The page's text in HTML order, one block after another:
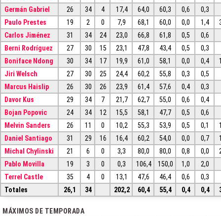
Germán Gabriel
26 34 4 17,4 64,0 60,3 0,6 0,3
Paulo Prestes
19 2 0 7,9 68,1 60,0 0,0 1,4
Carlos Jiménez
31 34 24 23,0 66,8 61,8 0,5 0,6
Berni Rodríguez
27 30 15 23,1 47,8 43,4 0,5 0,3
Boniface Ndong
30 34 17 19,9 61,0 58,1 0,0 0,4
Jiri Welsch
27 30 25 24,4 60,2 55,8 0,3 0,5
Marcus Haislip
26 30 26 23,9 61,4 57,6 0,4 0,3
Davor Kus
29 34 7 21,7 62,7 55,0 0,6 0,4
Bojan Popovic
24 34 12 15,5 58,1 47,7 0,5 0,6
Melvin Sanders
26 11 0 10,2 55,3 53,9 0,5 0,1
Daniel Santiago
31 29 16 16,4 60,2 54,0 0,0 0,7
Michal Chylinski
21 6 0 3,3 80,0 80,0 0,8 0,0
Pablo Movilla
19 3 0 0,3 106,4 150,0 1,0 2,0
Terrel Castle
35 4 0 13,1 47,6 46,4 0,6 0,3
Totales
26,1 34 202,2 60,4 55,4 0,4 0,4
MÁXIMOS DE TEMPORADA